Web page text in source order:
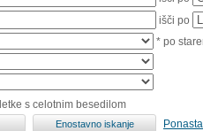
išči po
* po
s celotnim besedilom